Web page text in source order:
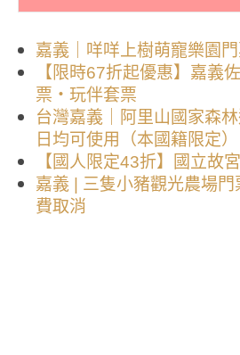
嘉義｜咩咩上樹萌寵樂園
【限時67折起優惠】嘉義
票・玩伴套票
台灣嘉義｜阿里山國家森
日均可使用（本國籍限定）
【國人限定43折】國立故
嘉義 | 三隻小豬觀光農場
費取消